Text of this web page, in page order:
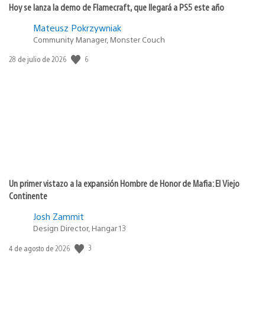
Hoy se lanza la demo de Flamecraft, que llegará a PS5 este año
Mateusz Pokrzywniak
Community Manager, Monster Couch
Fecha
28 de julio de 2026 6
Un primer vistazo a la expansión Hombre de Honor de Mafia: El Viejo
Continente
Josh Zammit
Design Director, Hangar 13
Fecha
4 de agosto de 2026 3